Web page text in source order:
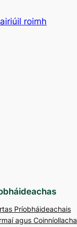
roimh
Príobháideachais
agus Coinníollacha